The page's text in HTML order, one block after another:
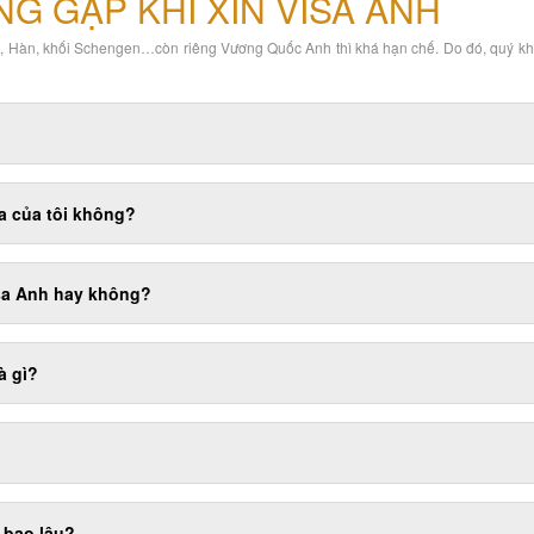
khối Schengen…còn riêng Vương Quốc Anh thì khá hạn chế. Do đó, quý
của tôi không?
Anh hay không?
gì?